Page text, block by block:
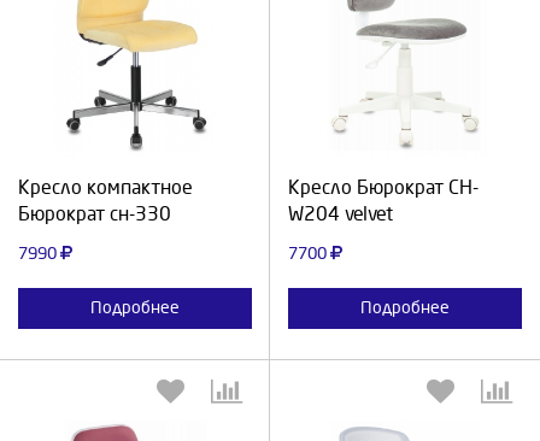
Кресло компактное
Бюрократ сн-330
7990
Подробнее
Выберите количество:
Кресло Бюрократ СН-
W204 velvet
7700
Подробнее
Выберите количество: